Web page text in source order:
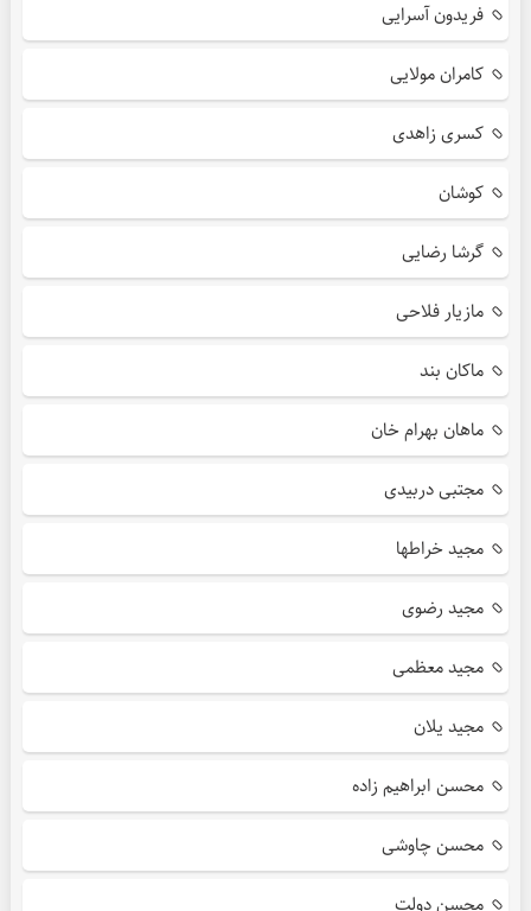
فریدون آسرایی
کامران مولایی
کسری زاهدی
کوشان
گرشا رضایی
مازیار فلاحی
ماکان بند
ماهان بهرام خان
مجتبی دربیدی
مجید خراطها
مجید رضوی
مجید معظمی
مجید یلان
محسن ابراهیم زاده
محسن چاوشی
محسن دولت